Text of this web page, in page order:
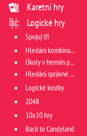
Karetní hry
Logické hry
Spojuj tři
Hledání kombinace
Úkoly v herním poli
Hledání správné cesty
Logické kostky
2048
10x10 hry
Back to Candyland